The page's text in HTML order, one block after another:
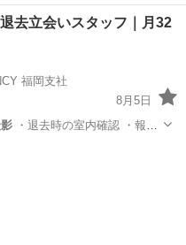
車
看板 🔸空き状況 🔸設備 など
去立会いスタッフ｜月32
福岡支社
8月5日
・退去時の室内確認 ・報告